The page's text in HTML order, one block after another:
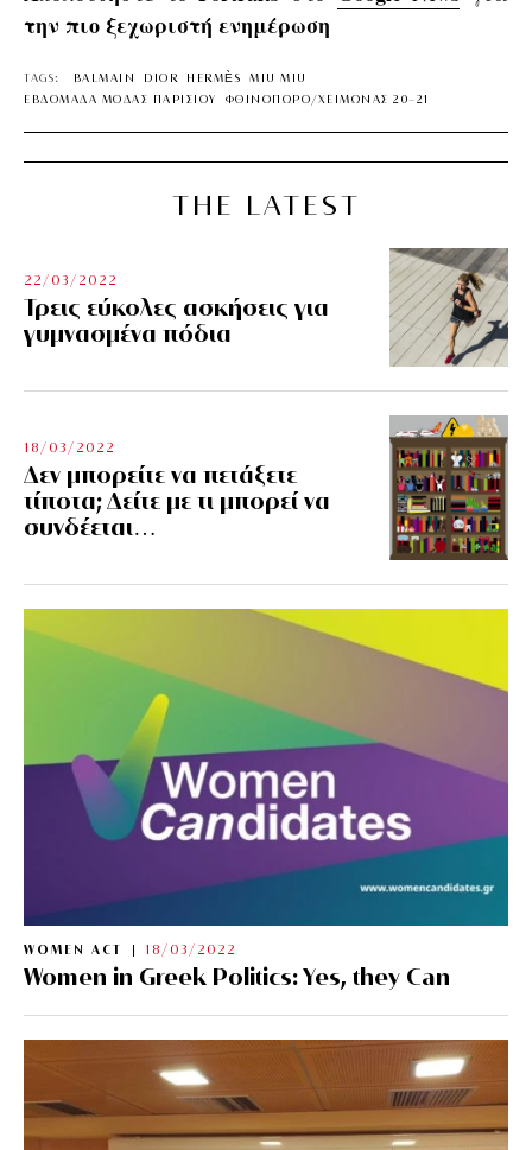
την πιο ξεχωριστή ενημέρωση
TAGS: BALMAIN DIOR HERMÈS
MIU MIU
ΕΒΔΟΜΑΔΑ ΜΟΔΑΣ ΠΑΡΙΣΙΟΥ
ΦΘΙΝΟΠΩΡΟ/ΧΕΙΜΩΝΑΣ 20-21
THE LATEST
22/03/2022
Τρεις εύκολες ασκήσεις για
γυμνασμένα πόδια
18/03/2022
Δεν μπορείτε να πετάξετε
τίποτα; Δείτε με τι μπορεί να
συνδέεται…
WOMEN ACT 18/03/2022
Women in Greek Politics: Yes, they Can